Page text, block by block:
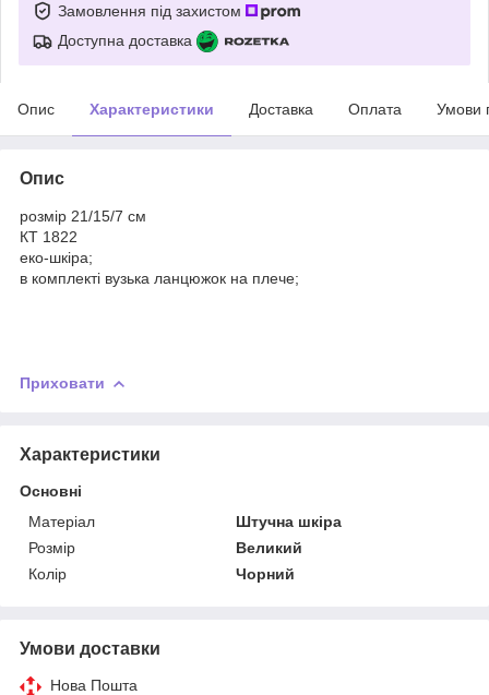
Замовлення під захистом
Доступна доставка
Опис Характеристики Доставка Оплата Умови
Опис
розмір 21/15/7 см
КТ 1822
еко-шкіра;
в комплекті вузька ланцюжок на плече;
Приховати
Характеристики
Основні
Матеріал
Штучна шкіра
Розмір
Великий
Колір
Чорний
Умови доставки
Нова Пошта